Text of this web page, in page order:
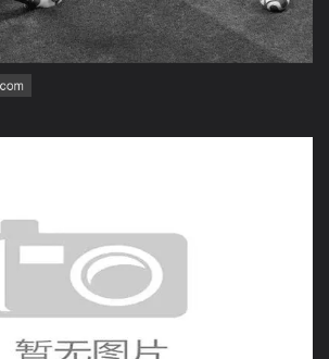
组收官日战报：英
罗地亚同时取胜